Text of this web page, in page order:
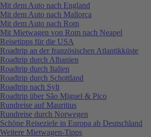
Mit dem Auto nach England
Mit dem Auto nach Mallorca
Mit dem Auto nach Rom
Mit Mietwagen von Rom nach Neapel
Reisetipps für die USA
Roadtrip an der französischen Atlantikküste
Roadtrip durch Albanien
Roadtrip durch Italien
Roadtrip durch Schottland
Roadtrip nach Sylt
Roadtrip über São Miguel & Pico
Rundreise auf Mauritius
Rundreise durch Norwegen
Schöne Reiseziele in Europa ab Deutschland
Weitere Mietwagen-Tipps